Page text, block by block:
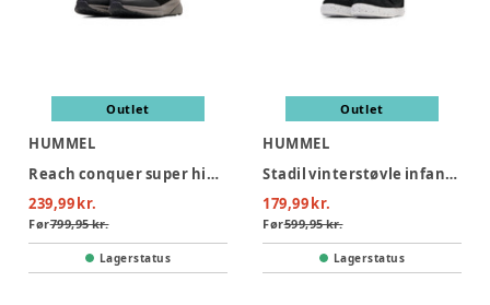
Outlet
HUMMEL
Reach conquer super high tex JR - 2448
239,99 kr.
Før799,95 kr.
Lagerstatus
Outlet
HUMMEL
Stadil vinterstøvle infant - 2001
179,99 kr.
Før599,95 kr.
Lagerstatus